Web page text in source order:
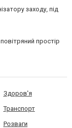
заходу, під
простір
Здоров'я
Транспорт
Розваги